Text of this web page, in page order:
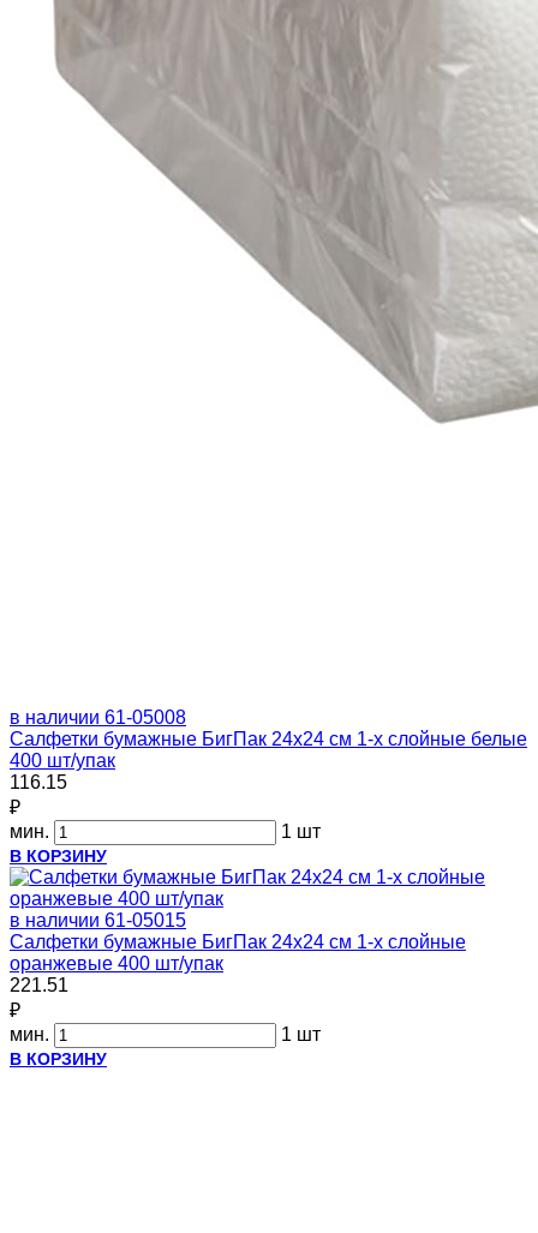
в наличии 61-05008
Салфетки бумажные БигПак 24х24 см 1-х слойные белые
400 шт/упак
116.15
₽
мин.
1 шт
В КОРЗИНУ
в наличии 61-05015
Салфетки бумажные БигПак 24х24 см 1-х слойные
оранжевые 400 шт/упак
221.51
₽
мин.
1 шт
В КОРЗИНУ